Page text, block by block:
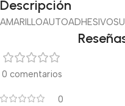
Descripción
AMARILLOAUTOADHESIVO
0 comentarios
0